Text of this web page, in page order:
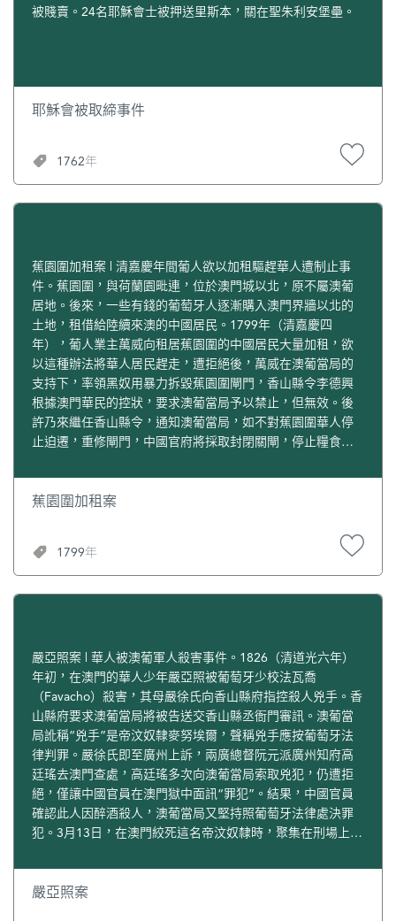
被賤賣。24名耶穌會士被押送里斯本，關在聖朱利安堡壘。
耶穌會被取締事件
1762年
蕉園圍加租案 | 清嘉慶年間葡人欲以加租驅趕華人遭制止事
件。蕉園圍，與荷蘭園毗連，位於澳門城以北，原不屬澳葡
居地。後來，一些有錢的葡萄牙人逐漸購入澳門界牆以北的
土地，租借給陸續來澳的中國居民。1799年（清嘉慶四
年），葡人業主萬威向租居蕉園圍的中國居民大量加租，欲
以這種辦法將華人居民趕走，遭拒絕後，萬威在澳葡當局的
支持下，率領黑奴用暴力拆毀蕉園圍閘門，香山縣令李德興
根據澳門華民的控狀，要求澳葡當局予以禁止，但無效。後
許乃來繼任香山縣令，通知澳葡當局，如不對蕉園圍華人停
止迫遷，重修閘門，中國官府將採取封閉關閘，停止糧食供
蕉園圍加租案
1799年
嚴亞照案 | 華人被澳葡軍人殺害事件。1826（清道光六年）
年初，在澳門的華人少年嚴亞照被葡萄牙少校法瓦喬
（Favacho）殺害，其母嚴徐氏向香山縣府指控殺人兇手。香
山縣府要求澳葡當局將被告送交香山縣丞衙門審訊。澳葡當
局訛稱“兇手”是帝汶奴隸麥努埃爾，聲稱兇手應按葡萄牙法
律判罪。嚴徐氏即至廣州上訴，兩廣總督阮元派廣州知府高
廷瑤去澳門查處，高廷瑤多次向澳葡當局索取兇犯，仍遭拒
絕，僅讓中國官員在澳門獄中面訊“罪犯”。結果，中國官員
確認此人因醉酒殺人，澳葡當局又堅持照葡萄牙法律處決罪
犯。3月13日，在澳門絞死這名帝汶奴隸時，聚集在刑場上的
外，還用磚石投擲中葡官員，搗毀法瓦喬的住宅，甚至準備
衝擊大炮台。澳門總督出動配備有野戰炮的軍隊及炮船，並
嚴亞照案